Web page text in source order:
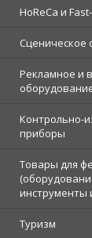
HoReCa и
Сценическое
Рекламное и
Контрольно-
приборы
Товары для
инструменты
Туризм